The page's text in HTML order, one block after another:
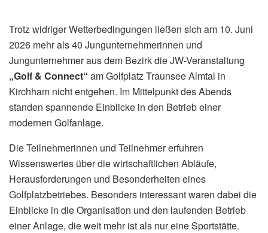
Trotz widriger Wetterbedingungen ließen sich am 10. Juni
2026 mehr als 40 Jungunternehmerinnen und
Jungunternehmer aus dem Bezirk die JW-Veranstaltung
„Golf & Connect“ am Golfplatz Traunsee Almtal in
Kirchham nicht entgehen. Im Mittelpunkt des Abends
standen spannende Einblicke in den Betrieb einer
modernen Golfanlage.
Die Teilnehmerinnen und Teilnehmer erfuhren
Wissenswertes über die wirtschaftlichen Abläufe,
Herausforderungen und Besonderheiten eines
Golfplatzbetriebes. Besonders interessant waren dabei die
Einblicke in die Organisation und den laufenden Betrieb
einer Anlage, die weit mehr ist als nur eine Sportstätte.